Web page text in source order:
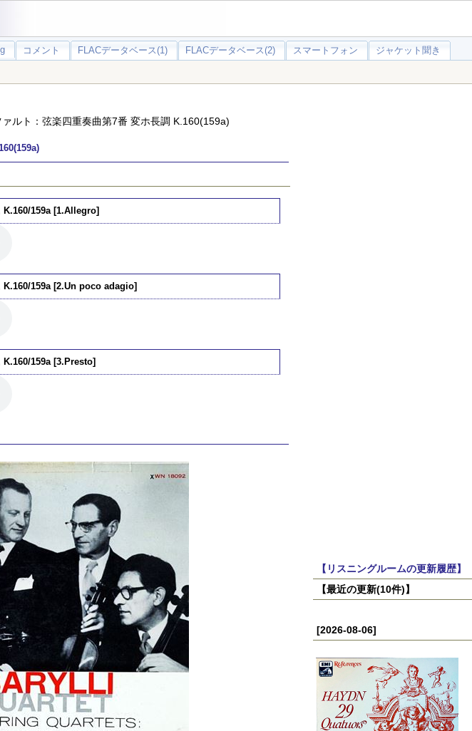
コメント FLACデータベース(1) FLACデータベース(2) スマートフォン ジャケット聞き
ァルト：弦楽四重奏曲第7番 変ホ長調 K.160(159a)
159a [1.Allegro]
159a [2.Un poco adagio]
159a [3.Presto]
【リスニングルームの更新履歴】
【最近の更新(10件)】
[2026-08-06]